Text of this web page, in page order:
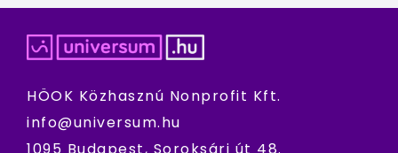
HÖOK Közhasznú Nonprofit Kft.
info@universum.hu